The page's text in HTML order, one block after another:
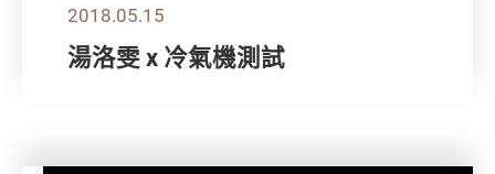
2018.05.15
湯洛雯 x 冷氣機測試